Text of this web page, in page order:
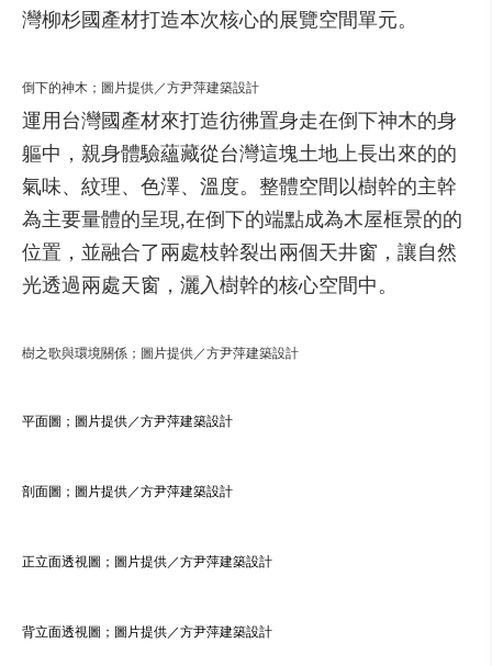
灣柳杉國產材打造本次核心的展覽空間單元。
倒下的神木；圖片提供／方尹萍建築設計
運用台灣國產材來打造彷彿置身走在倒下神木的身
軀中，親身體驗蘊藏從台灣這塊土地上長出來的的
氣味、紋理、色澤、溫度。整體空間以樹幹的主幹
為主要量體的呈現,在倒下的端點成為木屋框景的的
位置，並融合了兩處枝幹裂出兩個天井窗，讓自然
光透過兩處天窗，灑入樹幹的核心空間中。
樹之歌與環境關係；圖片提供／方尹萍建築設計
平面圖；圖片提供／方尹萍建築設計
剖面圖；圖片提供／方尹萍建築設計
正立面透視圖；圖片提供／方尹萍建築設計
背立面透視圖；圖片提供／方尹萍建築設計